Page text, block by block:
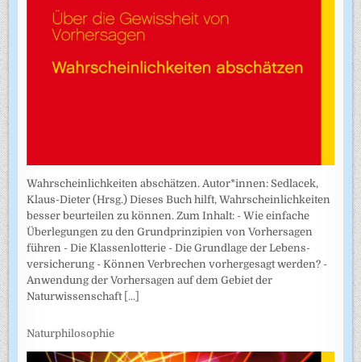
Wahrscheinlichkeiten abschätzen. Autor*innen: Sedlacek,
Klaus-Dieter (Hrsg.) Dieses Buch hilft, Wahrscheinlichkeiten
besser beurteilen zu können. Zum Inhalt: - Wie einfache
Überlegungen zu den Grundprinzipien von Vorhersagen
führen - Die Klassenlotterie - Die Grundlage der Lebens­
versicherung - Können Verbrechen vorhergesagt werden? -
Anwendung der Vorhersagen auf dem Gebiet der
Naturwissenschaft [...]
Naturphilosophie